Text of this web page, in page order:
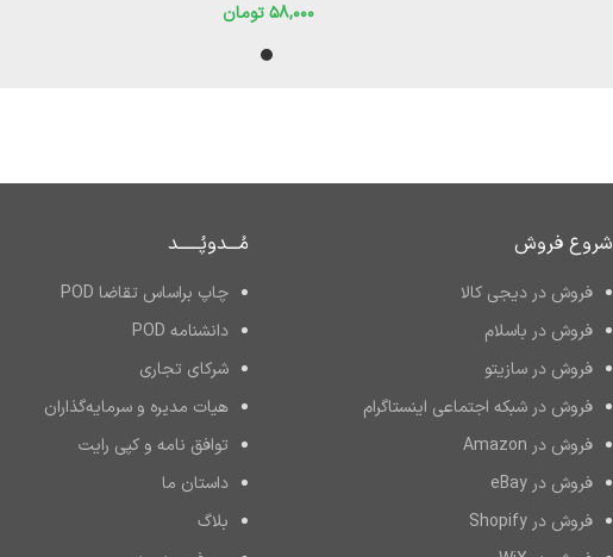
تومان
شروع فروش
فروش در دیجی کالا
فروش در باسلام
فروش در سازیتو
فروش در شبکه اجتماعی اینستاگرام
فروش در Amazon
فروش در eBay
فروش در Shopify
مُـــدوپُــــــد
چاپ براساس تقاضا POD
دانشنامه POD
شرکای تجاری
هیات مدیره و سرمایه‌گذاران
توافق نامه و کپی رایت
داستان ما
بلاگ